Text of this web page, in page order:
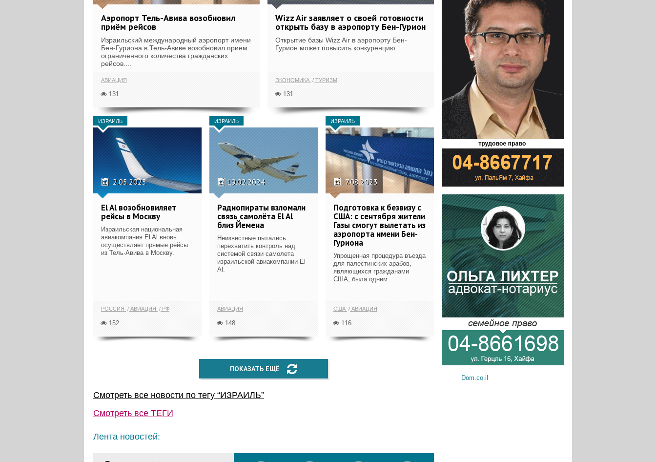
Аэропорт Тель-Авива возобновил
приём рейсов
Израильский международный аэропорт имени
Бен-Гуриона в Тель-Авиве возобновил прием
ограниченного количества гражданских
рейсов....
АВИАЦИЯ
131
Wizz Air заявляет о своей готовности
открыть базу в аэропорту Бен-Гурион
Открытие базы Wizz Air в аэропорту Бен-
Гурион может повысить конкуренцию...
ЭКОНОМИКА ТУРИЗМ
131
ИЗРАИЛЬ
2.05.2025
El Al возобновиляет
рейсы в Москву
Израильская национальная
авиакомпания El Al вновь
осуществляет прямые рейсы
из Тель-Авива в Москву.
РОССИЯ АВИАЦИЯ РФ
152
ИЗРАИЛЬ
19.02.2024
Радиопираты взломали
связь самолёта El Al
близ Йемена
Неизвестные пытались
перехватить контроль над
системой связи самолета
израильской авиакомпании El
Al.
АВИАЦИЯ
148
ИЗРАИЛЬ
7.08.2023
Подготовка к безвизу с
США: с сентября жители
Газы смогут вылетать из
аэропорта имени Бен-
Гуриона
Упрощенная процедура въезда
для палестинских арабов,
являющихся гражданами
США, была одним...
США АВИАЦИЯ
116
ПОКАЗАТЬ ЕЩЁ
Смотреть все новости по тегу “ИЗРАИЛЬ”
Смотреть все ТЕГИ
Лента новостей:
Dom.co.il